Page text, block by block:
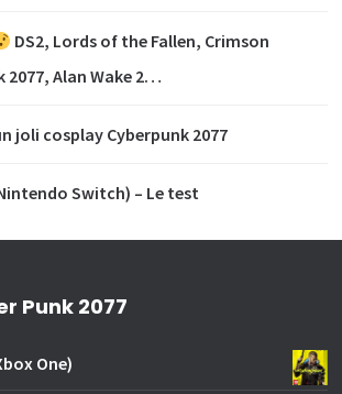
DS2, Lords of the Fallen, Crimson
2077, Alan Wake 2…
joli cosplay Cyberpunk 2077
Switch) – Le test
Punk 2077
One)